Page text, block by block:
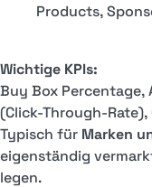
Products,
Wichtige KPIs:
Buy Box Percentage,
(Click-Through-Rate),
Typisch für Marken
eigenständig
legen.